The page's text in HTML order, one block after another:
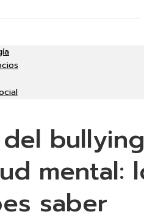
bullying
mental:
saber